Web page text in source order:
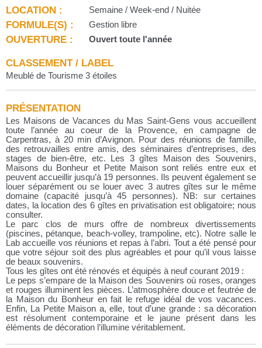
LOCATION : Semaine / Week-end / Nuitée
FORMULE(S) : Gestion libre
OUVERTURE : Ouvert toute l'année
CLASSEMENT / LABEL
Meublé de Tourisme 3 étoiles
PRÉSENTATION
Les Maisons de Vacances du Mas Saint-Gens vous accueillent
toute l’année au coeur de la Provence, en campagne de
Carpentras, à 20 min d’Avignon. Pour des réunions de famille,
des retrouvailles entre amis, des séminaires d’entreprises, des
stages de bien-être, etc. Les 3 gîtes Maison des Souvenirs,
Maisons du Bonheur et Petite Maison sont reliés entre eux et
peuvent accueillir jusqu’à 19 personnes. Ils peuvent également se
louer séparément ou se louer avec 3 autres gîtes sur le même
domaine (capacité jusqu’à 45 personnes). NB: sur certaines
dates, la location des 6 gîtes en privatisation est obligatoire; nous
consulter.
Le parc clos de murs offre de nombreux divertissements
(piscines, pétanque, beach-volley, trampoline, etc). Notre salle le
Lab accueille vos réunions et repas à l’abri. Tout a été pensé pour
que votre séjour soit des plus agréables et pour qu’il vous laisse
de beaux souvenirs.
Tous les gîtes ont été rénovés et équipés à neuf courant 2019 :
Le peps s’empare de la Maison des Souvenirs où roses, oranges
et rouges illuminent les pièces. L’atmosphère douce et feutrée de
la Maison du Bonheur en fait le refuge idéal de vos vacances.
Enfin, La Petite Maison a, elle, tout d’une grande : sa décoration
est résolument contemporaine et le jaune présent dans les
éléments de décoration l’illumine véritablement.